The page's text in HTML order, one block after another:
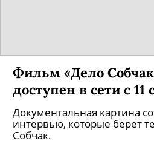
Фильм «Дело
доступен в сети с 11
Документальная картина
интервью, которые берет
Собчак.